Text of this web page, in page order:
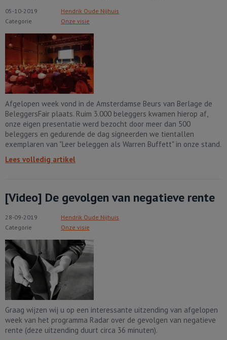
05-10-2019
Hendrik Oude Nijhuis
Categorie
Onze visie
Afgelopen week vond in de Amsterdamse Beurs van Berlage de
BeleggersFair plaats. Ruim 3.000 beleggers kwamen hierop af,
onze eigen presentatie werd bezocht door meer dan 500
beleggers en gedurende de dag signeerden we tientallen
exemplaren van "Leer beleggen als Warren Buffett" in onze stand.
Lees volledig artikel
[Video] De gevolgen van negatieve rente
28-09-2019
Hendrik Oude Nijhuis
Categorie
Onze visie
Graag wijzen wij u op een interessante uitzending van afgelopen
week van het programma Radar over de gevolgen van negatieve
rente (deze uitzending duurt circa 36 minuten).